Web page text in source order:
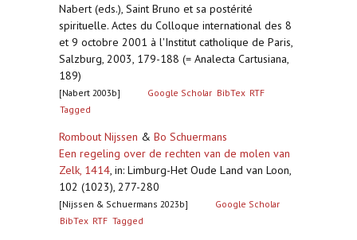
Nabert (eds.), Saint Bruno et sa postérité
spirituelle. Actes du Colloque international des 8
et 9 octobre 2001 à l'Institut catholique de Paris,
Salzburg, 2003, 179-188 (= Analecta Cartusiana,
189)
[Nabert 2003b] Google Scholar BibTex RTF
Tagged
Rombout Nijssen & Bo Schuermans
Een regeling over de rechten van de molen van
Zelk, 1414, in: Limburg-Het Oude Land van Loon,
102 (1023), 277-280
[Nijssen & Schuermans 2023b]
Google Scholar
BibTex RTF Tagged